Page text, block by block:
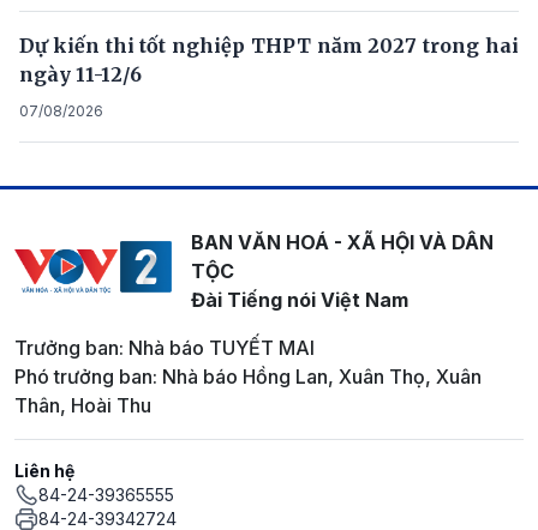
Dự kiến thi tốt nghiệp THPT năm 2027 trong hai
ngày 11-12/6
07/08/2026
BAN VĂN HOÁ - XÃ HỘI VÀ DÂN
TỘC
Đài Tiếng nói Việt Nam
Trưởng ban: Nhà báo TUYẾT MAI
Phó trưởng ban: Nhà báo Hồng Lan, Xuân Thọ, Xuân
Thân, Hoài Thu
Liên hệ
84-24-39365555
84-24-39342724